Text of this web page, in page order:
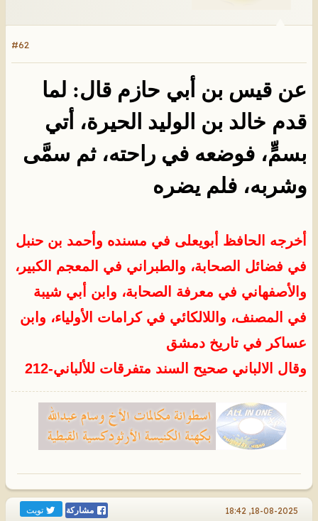
#62
عن قيس بن أبي حازم قال: لما
قدم خالد بن الوليد الحيرة، أتي
بسمٍّ، فوضعه في راحته، ثم سمَّى
وشربه، فلم يضره
أخرجه الحافظ أبويعلى في مسنده و أحمد بن حنبل
في فضائل الصحابة، والطبراني في المعجم الكبير،
والأصفهاني في معرفة الصحابة، وابن أبي شيبة
في المصنف، واللالكائي في كرامات الأولياء، وابن
عساكر في تاريخ دمشق
وقال الالباني صحيح السند متفرقات للألباني-212
18-08-2025, 18:42 مشاركة تويت